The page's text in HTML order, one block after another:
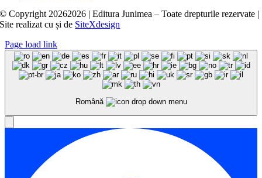
© Copyright 20262026 | Editura Junimea – Toate drepturile rezervate |
Site realizat cușide SiteXdesign
Page load link
Română